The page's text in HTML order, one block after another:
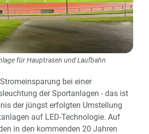
für Hauptrasen und Laufbahn
bei einer
der Sportanlagen - das ist
der jüngst erfolgten Umstellung
auf LED-Technologie. Auf
in den kommenden 20 Jahren